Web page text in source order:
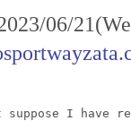
06/
suppose I